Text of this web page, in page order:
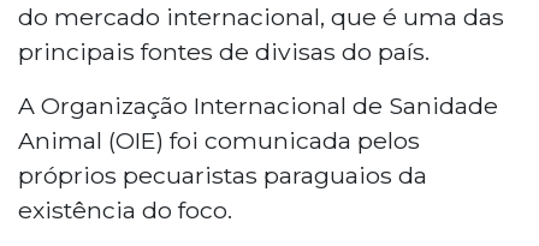
do mercado internacional, que é uma das
principais fontes de divisas do país.
A Organização Internacional de Sanidade
Animal (OIE) foi comunicada pelos
próprios pecuaristas paraguaios da
existência do foco.